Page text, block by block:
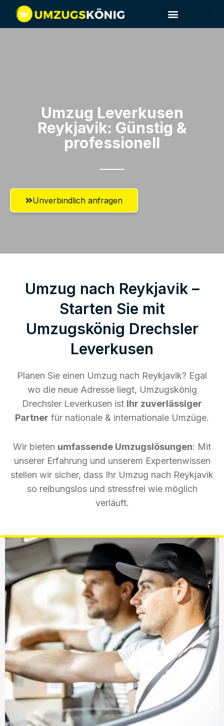
Umzug Leverkusen​
Reykjavik: Günstig &
professionell​
Unverbindlich anfragen
Umzug nach Reykjavik –
Starten Sie mit
Umzugskönig Drechsler
Leverkusen
Planen Sie einen Umzug nach Reykjavik? Egal
wo die neue Adresse liegt, Umzugskönig
Drechsler Leverkusen ist Ihr zuverlässiger
Partner für nationale & internationale Umzüge.
Wir bieten umfassende Umzugslösungen: Mit
unserer Erfahrung und unserem Expertenwissen
stellen wir sicher, dass Ihr Umzug nach Reykjavik
so reibungslos und stressfrei wie möglich
verläuft.